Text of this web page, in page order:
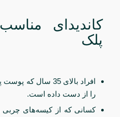
کاندیدای
پلک
افراد بالای 35
را از دست داده است.
کسانی که از کیسه‌های چربی